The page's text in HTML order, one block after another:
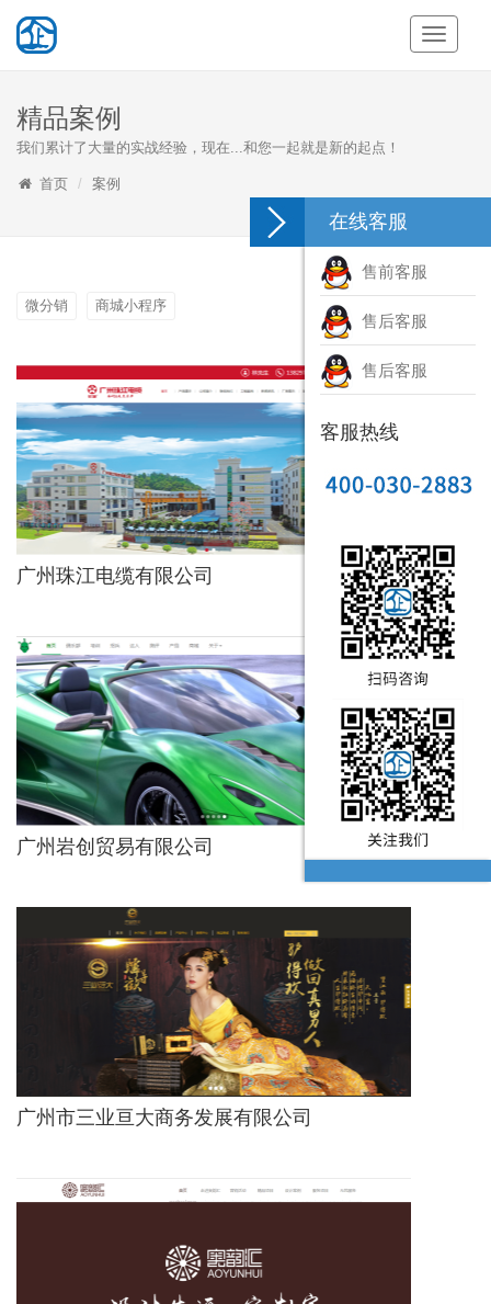
Toggle
精品案例
我们累计了大量的实战经验，现在...和您一起就是新的起点！
首页 案例
微分销 商城小程序
广州珠江电缆有限公司
广州岩创贸易有限公司
广州市三业亘大商务发展有限公司
在线客服
售前客服
售后客服
售后客服
客服热线